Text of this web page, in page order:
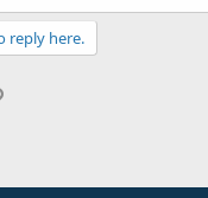
reply here.